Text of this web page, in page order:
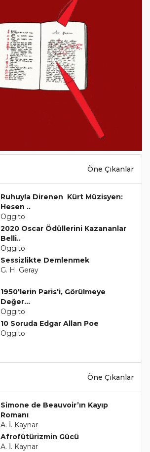
Öne Çıkanlar
Ruhuyla Direnen Kürt Müzisyen:
Hesen ..
Oggito
2020 Oscar Ödüllerini Kazananlar
Belli..
Oggito
Sessizlikte Demlenmek
G. H. Geray
1950'lerin Paris'i, Görülmeye
Değer...
Oggito
10 Soruda Edgar Allan Poe
Oggito
Öne Çıkanlar
Simone de Beauvoir’ın Kayıp
Romanı
A. İ. Kaynar
Afrofütürizmin Gücü
A. İ. Kaynar